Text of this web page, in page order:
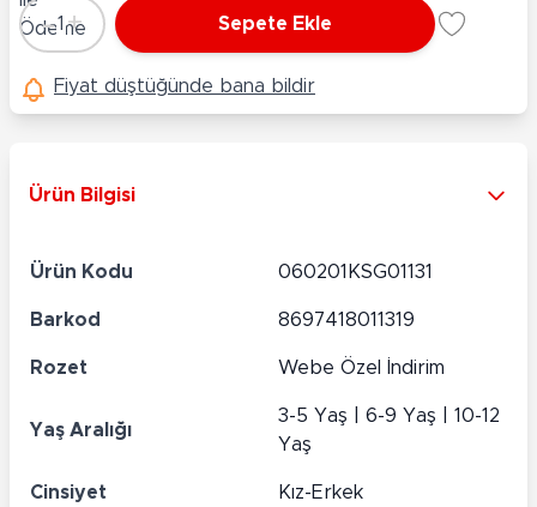
Adet
-1 + Sepete Ekle
Fiyat düştüğünde bana bildir
Ürün Bilgisi
Ürün Kodu 060201KSG01131
Barkod 8697418011319
Rozet Webe Özel İndirim
Yaş Aralığı
3-5 Yaş | 6-9 Yaş | 10-12
Yaş
Cinsiyet Kız-Erkek